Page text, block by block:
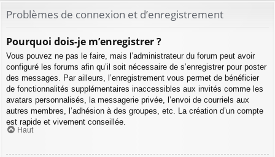
Problèmes de connexion et d’enregistrement
Pourquoi dois-je m’enregistrer ?
Vous pouvez ne pas le faire, mais l’administrateur du forum peut avoir
configuré les forums afin qu’il soit nécessaire de s’enregistrer pour poster
des messages. Par ailleurs, l’enregistrement vous permet de bénéficier
de fonctionnalités supplémentaires inaccessibles aux invités comme les
avatars personnalisés, la messagerie privée, l’envoi de courriels aux
autres membres, l’adhésion à des groupes, etc. La création d’un compte
est rapide et vivement conseillée.
Haut